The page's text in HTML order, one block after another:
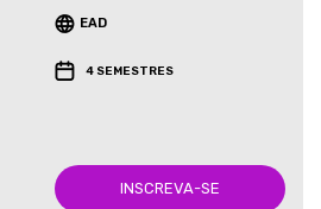
EAD
4 SEMESTRES
INSCREVA-SE